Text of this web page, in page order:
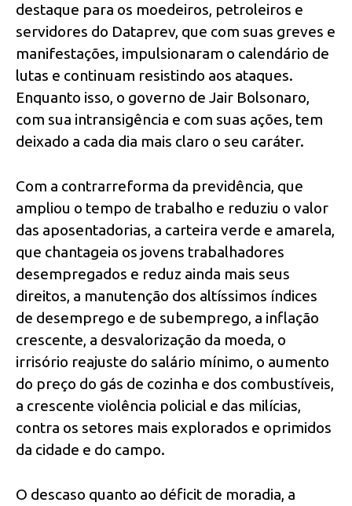
destaque para os moedeiros, petroleiros e
servidores do Dataprev, que com suas greves e
manifestações, impulsionaram o calendário de
lutas e continuam resistindo aos ataques.
Enquanto isso, o governo de Jair Bolsonaro,
com sua intransigência e com suas ações, tem
deixado a cada dia mais claro o seu caráter.
Com a contrarreforma da previdência, que
ampliou o tempo de trabalho e reduziu o valor
das aposentadorias, a carteira verde e amarela,
que chantageia os jovens trabalhadores
desempregados e reduz ainda mais seus
direitos, a manutenção dos altíssimos índices
de desemprego e de subemprego, a inflação
crescente, a desvalorização da moeda, o
irrisório reajuste do salário mínimo, o aumento
do preço do gás de cozinha e dos combustíveis,
a crescente violência policial e das milícias,
contra os setores mais explorados e oprimidos
da cidade e do campo.
O descaso quanto ao déficit de moradia, a